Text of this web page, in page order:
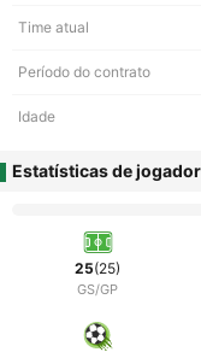
Time atual
Período do contrato
Idade
Estatísticas de jogador
25(25)
GS/GP